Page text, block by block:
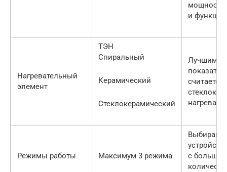
мощность
и
Нагревательный
элемент
ТЭН
Спиральный
Керамический
Стеклокерамический
Лучшим
считается
Режимы работы Максимум 3 режима
Выбирайте
с большим